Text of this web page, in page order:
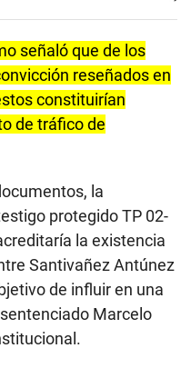
señaló que de los
reseñados en
constituirían
de tráfico de
la
protegido TP 02-
la existencia
Santivañez Antúnez
de influir en una
Marcelo